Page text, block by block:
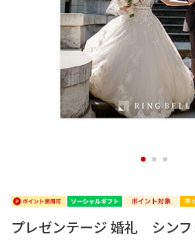
1 2 3
プレゼンテージ 婚礼 シンフ